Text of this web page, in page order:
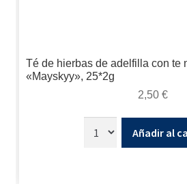
Té de hierbas de adelfilla con te
«Mayskyy», 25*2g
2,50 €
Añadir al